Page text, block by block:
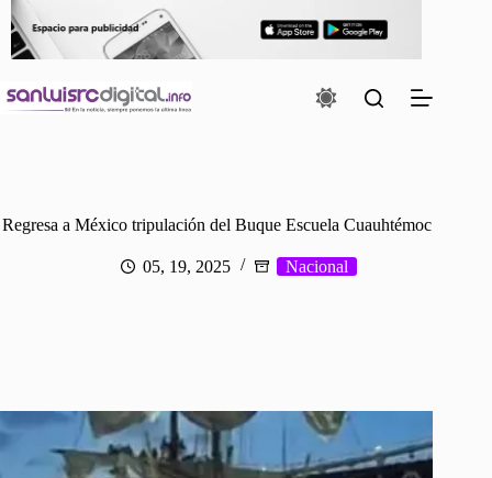
contenido
Regresa a México tripulación del Buque Escuela Cuauhtémoc
05, 19, 2025 Nacional